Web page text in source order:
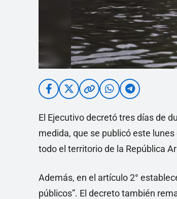
El Ejecutivo decretó tres días de
medida, que se publicó este
todo el territorio de la República
Además, en el artículo 2°
públicos”. El decreto también